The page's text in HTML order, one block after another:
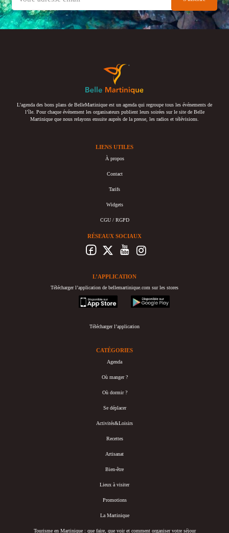
L’agenda des bons plans de BelleMartinique est un agenda qui regroupe tous les événements de
l’île. Pour chaque événement les organisateurs publient leurs soirées sur le site de Belle
Martinique que nous relayons ensuite auprès de la presse, les radios et télévisions.
LIENS UTILES
À propos
Contact
Tarifs
Widgets
CGU / RGPD
RÉSEAUX SOCIAUX
L’APPLICATION
Télécharger l’application de bellemartinique.com sur les stores
appstore
googleplay
Télécharger l’application
CATÉGORIES
Agenda
Où manger ?
Où dormir ?
Se déplacer
Activités&Loisirs
Recettes
Artisanat
Bien-être
Lieux à visiter
Promotions
La Martinique
Tourisme en Martinique : que faire, que voir et comment organiser votre séjour